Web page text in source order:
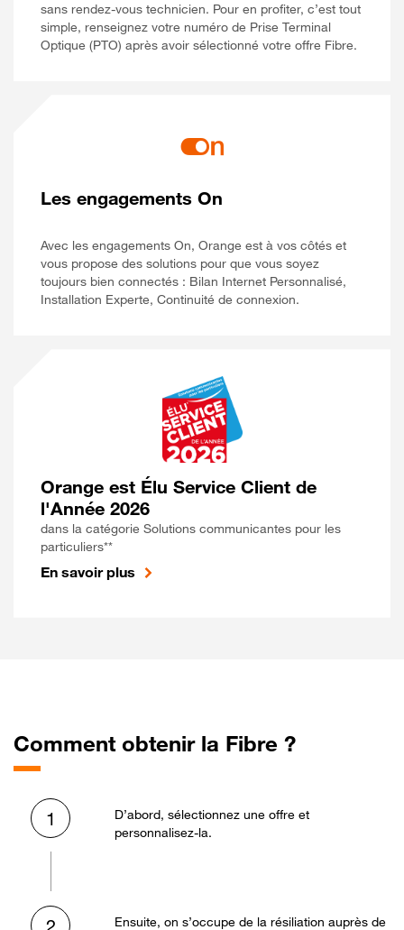
sans rendez-vous technicien. Pour en profiter, c’est tout
simple, renseignez votre numéro de Prise Terminal
Optique (PTO) après avoir sélectionné votre offre Fibre.
Les engagements On
Avec les engagements On, Orange est à vos côtés et
vous propose des solutions pour que vous soyez
toujours bien connectés : Bilan Internet Personnalisé,
Installation Experte, Continuité de connexion.
Orange est Élu Service Client de
l'Année 2026
dans la catégorie Solutions communicantes pour les
particuliers**
En savoir plus
Comment obtenir la Fibre ?
1
D’abord, sélectionnez une offre et
personnalisez-la.
Ensuite, on s’occupe de la résiliation auprès de